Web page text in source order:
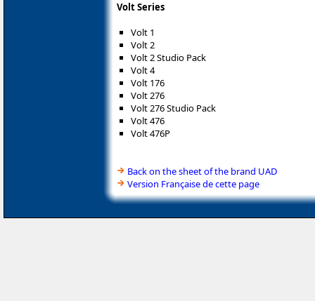
Volt Series
Volt 1
Volt 2
Volt 2 Studio Pack
Volt 4
Volt 176
Volt 276
Volt 276 Studio Pack
Volt 476
Volt 476P
Back on the sheet of the brand UAD
Version Française de cette page